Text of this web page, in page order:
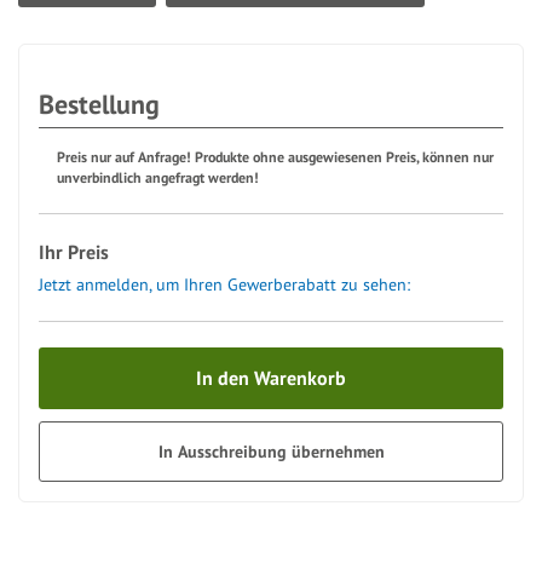
Bestellung
Preis nur auf Anfrage! Produkte ohne ausgewiesenen Preis, können nur
unverbindlich angefragt werden!
Ihr Preis
Jetzt anmelden, um Ihren Gewerberabatt zu sehen:
In den Warenkorb
In Ausschreibung übernehmen